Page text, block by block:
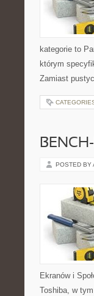
kategorie to
którym
Zamiast
POSTED BY
Ekranów i
Toshiba, w